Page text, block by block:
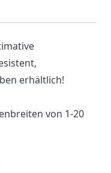
erhältlich!
von 1-20